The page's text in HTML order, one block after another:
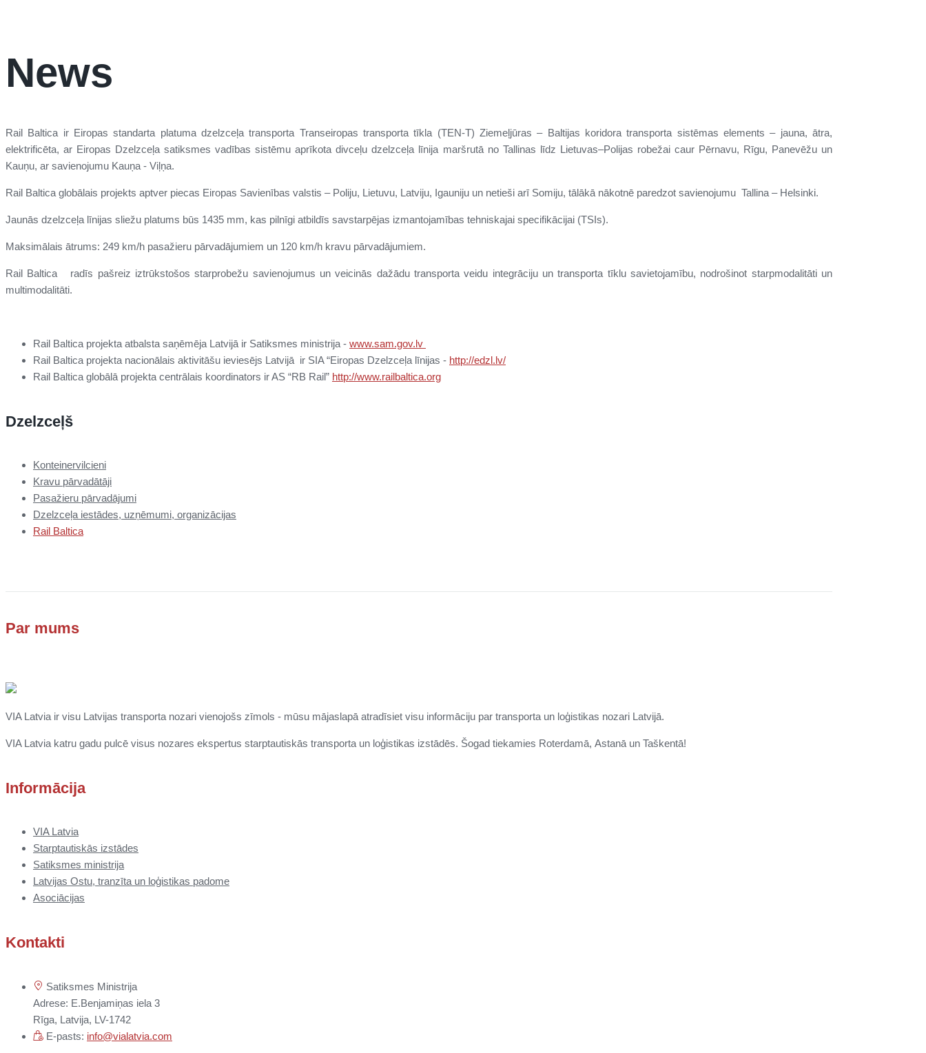
News
Rail Baltica ir Eiropas standarta platuma dzelzceļa transporta Transeiropas transporta tīkla (TEN-T) Ziemeļjūras – Baltijas koridora transporta sistēmas elements – jauna, ātra,
elektrificēta, ar Eiropas Dzelzceļa satiksmes vadības sistēmu aprīkota divceļu dzelzceļa līnija maršrutā no Tallinas līdz Lietuvas–Polijas robežai caur Pērnavu, Rīgu, Panevēžu un
Kauņu, ar savienojumu Kauņa - Viļņa.
Rail Baltica globālais projekts aptver piecas Eiropas Savienības valstis – Poliju, Lietuvu, Latviju, Igauniju un netieši arī Somiju, tālākā nākotnē paredzot savienojumu Tallina – Helsinki.
Jaunās dzelzceļa līnijas sliežu platums būs 1435 mm, kas pilnīgi atbildīs savstarpējas izmantojamības tehniskajai specifikācijai (TSIs).
Maksimālais ātrums: 249 km/h pasažieru pārvadājumiem un 120 km/h kravu pārvadājumiem.
Rail Baltica radīs pašreiz iztrūkstošos starprobežu savienojumus un veicinās dažādu transporta veidu integrāciju un transporta tīklu savietojamību, nodrošinot starpmodalitāti un
multimodalitāti.
Rail Baltica projekta atbalsta saņēmēja Latvijā ir Satiksmes ministrija - www.sam.gov.lv
Rail Baltica projekta nacionālais aktivitāšu ieviesējs Latvijā ir SIA “Eiropas Dzelzceļa līnijas - http://edzl.lv/
Rail Baltica globālā projekta centrālais koordinators ir AS “RB Rail” http://www.railbaltica.org
Dzelzceļš
Konteinervilcieni
Kravu pārvadātāji
Pasažieru pārvadājumi
Dzelzceļa iestādes, uzņēmumi, organizācijas
Rail Baltica
Par mums
VIA Latvia ir visu Latvijas transporta nozari vienojošs zīmols - mūsu mājaslapā atradīsiet visu informāciju par transporta un loģistikas nozari Latvijā.
VIA Latvia katru gadu pulcē visus nozares ekspertus starptautiskās transporta un loģistikas izstādēs. Šogad tiekamies Roterdamā, Astanā un Taškentā!
Informācija
VIA Latvia
Starptautiskās izstādes
Satiksmes ministrija
Latvijas Ostu, tranzīta un loģistikas padome
Asociācijas
Kontakti
Satiksmes Ministrija
Adrese: E.Benjamiņas iela 3
Rīga, Latvija, LV-1742
E-pasts: info@vialatvia.com